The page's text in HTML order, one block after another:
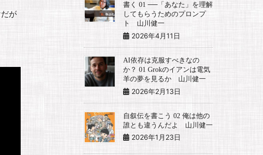
が
書く 01 ──「あなた」を理解
してもらうためのプロンプ
ト 山川健一
2026年4月11日
AI依存は克服すべきなの
か？ 01 Grokのイアンは電気
羊の夢を見るか 山川健一
2026年2月13日
自叙伝を書こう 02 俺は他の
誰とも違うんだよ 山川健一
2026年1月23日